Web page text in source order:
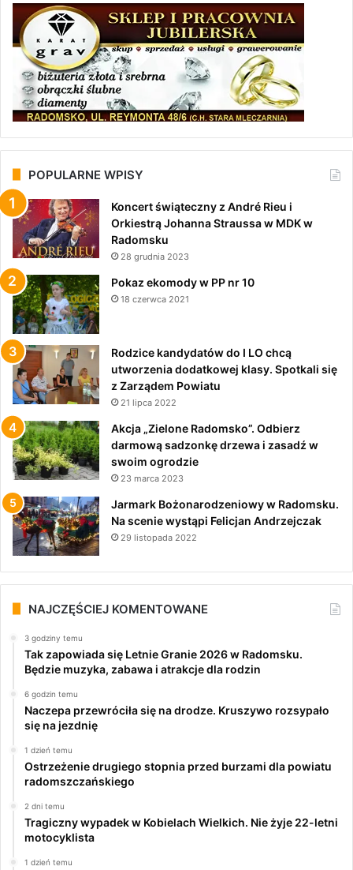
POPULARNE WPISY
Koncert świąteczny z André Rieu i
Orkiestrą Johanna Straussa w MDK w
Radomsku
28 grudnia 2023
Pokaz ekomody w PP nr 10
18 czerwca 2021
Rodzice kandydatów do I LO chcą
utworzenia dodatkowej klasy. Spotkali się
z Zarządem Powiatu
21 lipca 2022
Akcja „Zielone Radomsko”. Odbierz
darmową sadzonkę drzewa i zasadź w
swoim ogrodzie
23 marca 2023
Jarmark Bożonarodzeniowy w Radomsku.
Na scenie wystąpi Felicjan Andrzejczak
29 listopada 2022
NAJCZĘŚCIEJ KOMENTOWANE
3 godziny temu
Tak zapowiada się Letnie Granie 2026 w Radomsku.
Będzie muzyka, zabawa i atrakcje dla rodzin
6 godzin temu
Naczepa przewróciła się na drodze. Kruszywo rozsypało
się na jezdnię
1 dzień temu
Ostrzeżenie drugiego stopnia przed burzami dla powiatu
radomszczańskiego
2 dni temu
Tragiczny wypadek w Kobielach Wielkich. Nie żyje 22-letni
motocyklista
1 dzień temu